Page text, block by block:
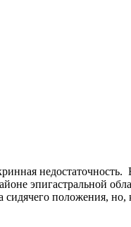
эпигастральной
положения,